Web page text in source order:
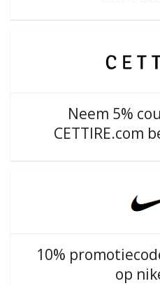
Neem 5%
CETTIRE.com
10%
op